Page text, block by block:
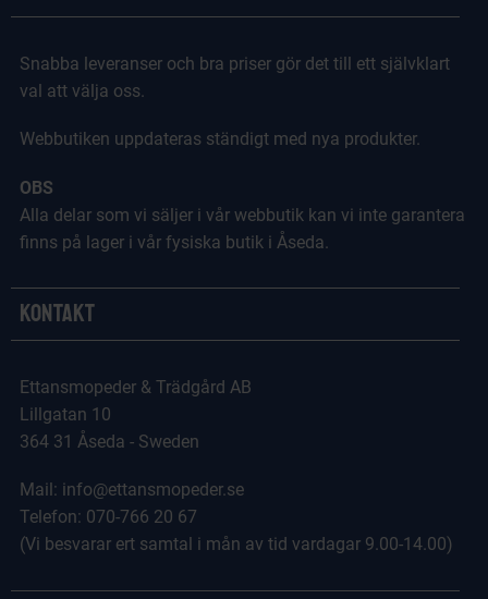
Snabba leveranser och bra priser gör det till ett självklart
val att välja oss.
Webbutiken uppdateras ständigt med nya produkter.
OBS
Alla delar som vi säljer i vår webbutik kan vi inte garantera
finns på lager i vår fysiska butik i Åseda.
Kontakt
Ettansmopeder & Trädgård AB
Lillgatan 10
364 31 Åseda - Sweden
Mail: info@ettansmopeder.se
Telefon: 070-766 20 67
(Vi besvarar ert samtal i mån av tid vardagar 9.00-14.00)